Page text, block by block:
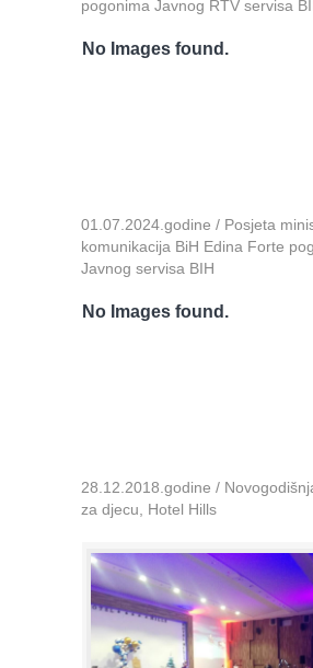
pogonima Javnog RTV servisa
No Images found.
01.07.2024.godine / Posjeta
komunikacija BiH Edina Forte
Javnog servisa BIH
No Images found.
28.12.2018.godine /
za djecu, Hotel Hills